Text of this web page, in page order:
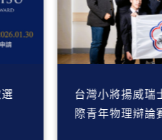
台灣小將揚威瑞
際青年物理辯論